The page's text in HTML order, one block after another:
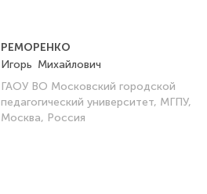
РЕМОРЕНКО
Игорь Михайлович
ГАОУ ВО Московский городской
педагогический университет, МГПУ,
Москва, Россия